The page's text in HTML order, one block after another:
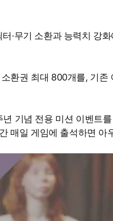
·무기 소환과 능력치 강
환권 최대 800개를, 기
년 기념 전용 미션 이벤트
매일 게임에 출석하면 아